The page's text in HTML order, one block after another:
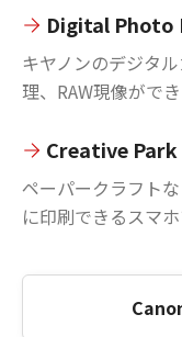
Digital Photo
キヤノンのデジタ
理、RAW現像がで
Creative Park
ペーパークラフト
に印刷できるスマホ